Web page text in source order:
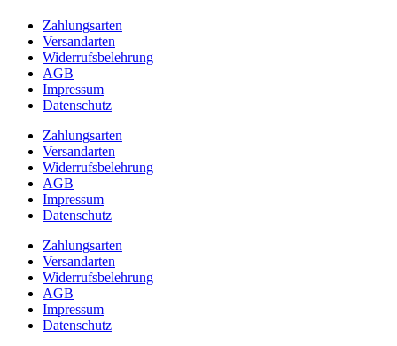
Zahlungsarten
Versandarten
Widerrufsbelehrung
AGB
Impressum
Datenschutz
Zahlungsarten
Versandarten
Widerrufsbelehrung
AGB
Impressum
Datenschutz
Zahlungsarten
Versandarten
Widerrufsbelehrung
AGB
Impressum
Datenschutz